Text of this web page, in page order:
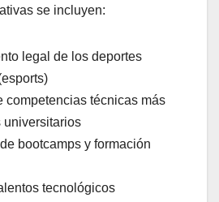
se incluyen:
legal de los deportes
competencias técnicas más
universitarios
bootcamps y formación
tecnológicos